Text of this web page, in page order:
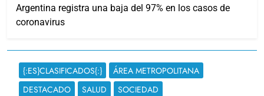
Argentina registra una baja del 97% en los casos de
coronavirus
{:ES}CLASIFICADOS{:}
ÁREA METROPOLITANA
DESTACADO
SALUD SOCIEDAD